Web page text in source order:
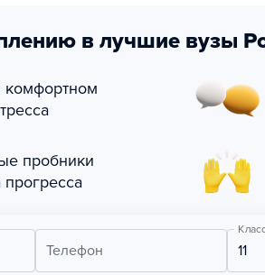
в лучшие вузы
пробники
прогресса
Телефон 11